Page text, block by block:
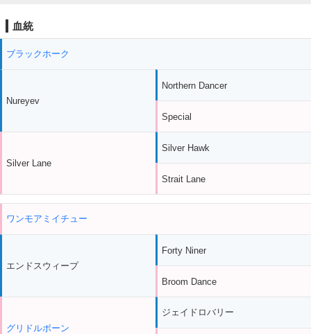
血統
ブラックホーク
Nureyev
Silver Lane
Northern Dancer
Special
Silver Hawk
Strait Lane
ワンモアミイチュー
エンドスウィープ
グリドルボーン
Forty Niner
Broom Dance
ジェイドロバリー